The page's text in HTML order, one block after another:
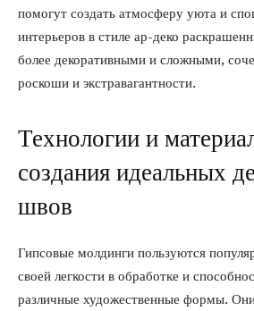
помогут создать атмосферу уюта и
интерьеров в стиле ар-деко
более декоративными и сложными,
роскоши и экстравагантности.
Технологии и
создания идеальных
швов
Гипсовые молдинги пользуются
своей легкости в обработке и
различные художественные формы.